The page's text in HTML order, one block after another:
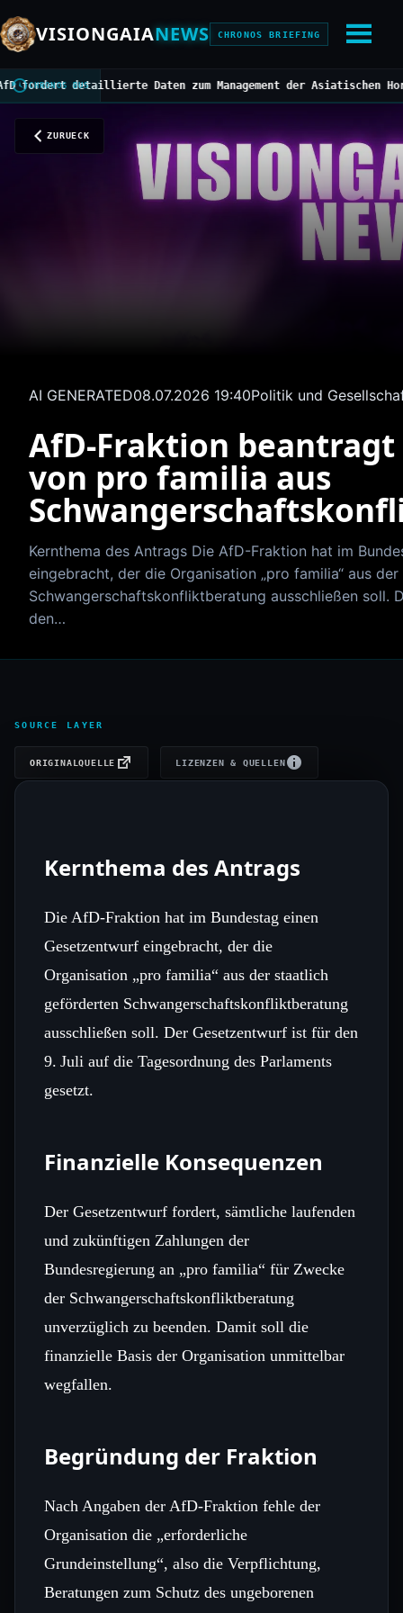
VISIONGAIANEWS CHRONOS BRIEFING
CHRONOS BUS
detaillierte Daten zum Management der Asiatischen Hornisse
ZURUECK
AI GENERATED08.07.2026 19:40Politik und
AfD-Fraktion beantragt
von pro familia aus
Kernthema des Antrags Die AfD-Fraktion hat im
eingebracht, der die Organisation „pro familia“ aus
Schwangerschaftskonfliktberatung ausschließen soll.
den…
SOURCE LAYER
ORIGINALQUELLE LIZENZEN & QUELLEN
Kernthema des Antrags
Die AfD-Fraktion hat im Bundestag einen
Gesetzentwurf eingebracht, der die
Organisation „pro familia“ aus der staatlich
geförderten Schwangerschaftskonfliktberatung
ausschließen soll. Der Gesetzentwurf ist für den
9. Juli auf die Tagesordnung des Parlaments
gesetzt.
Finanzielle Konsequenzen
Der Gesetzentwurf fordert, sämtliche laufenden
und zukünftigen Zahlungen der
Bundesregierung an „pro familia“ für Zwecke
der Schwangerschaftskonfliktberatung
unverzüglich zu beenden. Damit soll die
finanzielle Basis der Organisation unmittelbar
wegfallen.
Begründung der Fraktion
Nach Angaben der AfD-Fraktion fehle der
Organisation die „erforderliche
Grundeinstellung“, also die Verpflichtung,
Beratungen zum Schutz des ungeborenen